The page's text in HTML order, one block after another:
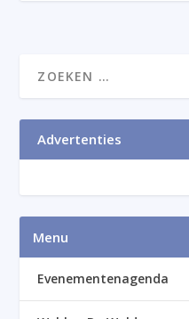
Advertenties
Menu
Evenementenagenda